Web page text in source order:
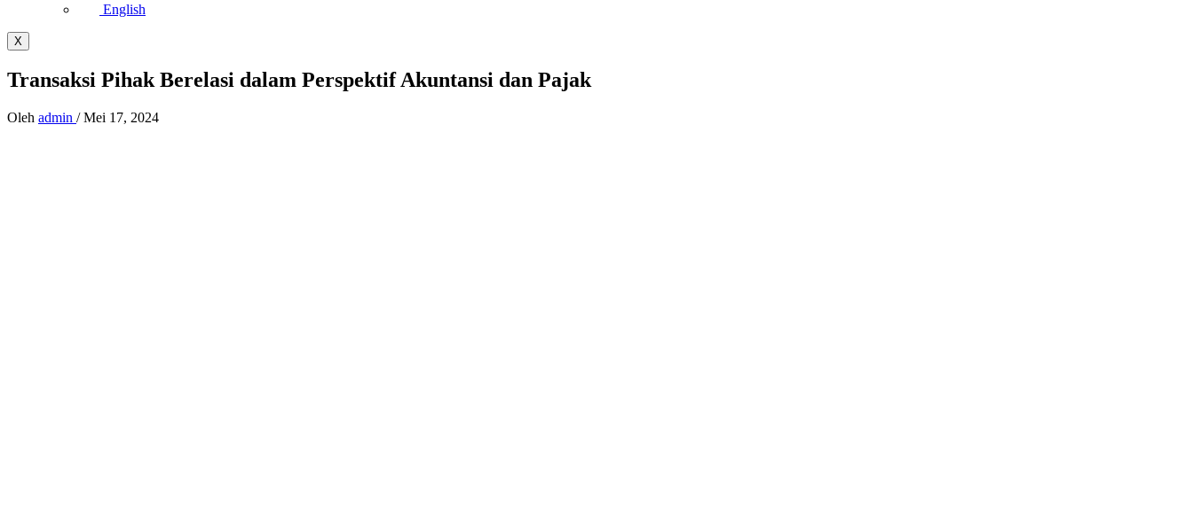
English
X
Transaksi Pihak Berelasi dalam Perspektif Akuntansi dan Pajak
Oleh admin /Mei 17, 2024